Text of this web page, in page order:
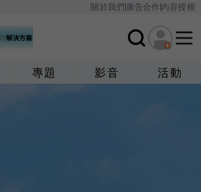
關於我們廣告合作內容授權
專題 影音 活動